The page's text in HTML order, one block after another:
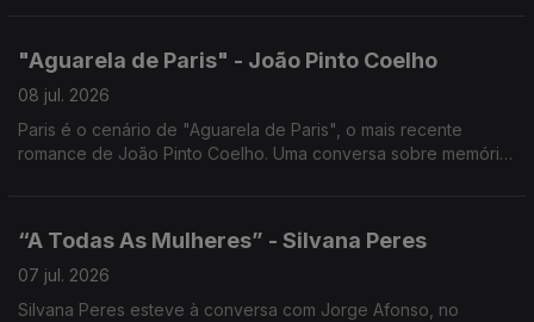
"Aguarela de Paris" - João Pinto Coelho
08 jul. 2026
Paris é o cenário de "Aguarela de Paris", o mais recente
romance de João Pinto Coelho. Uma conversa sobre memória,
“A Todas As Mulheres” - Silvana Peres
07 jul. 2026
Silvana Peres esteve à conversa com Jorge Afonso, no